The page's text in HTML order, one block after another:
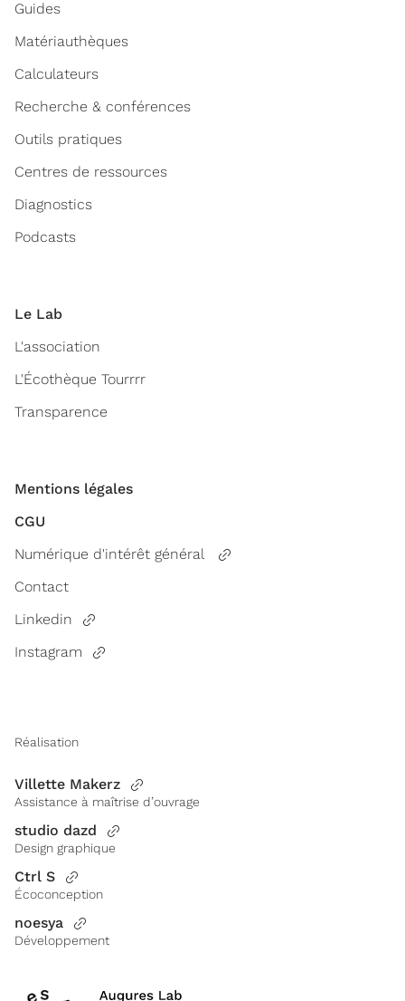
Guides
Matériauthèques
Calculateurs
Recherche & conférences
Outils pratiques
Centres de ressources
Diagnostics
Podcasts
Le Lab
L'association
L'Écothèque Tourrrr
Transparence
Mentions légales
CGU
Numérique d'intérêt général
Contact
Linkedin
Instagram
Réalisation
Villette Makerz
Assistance à maîtrise d’ouvrage
studio dazd
Design graphique
Ctrl S
Écoconception
noesya
Développement